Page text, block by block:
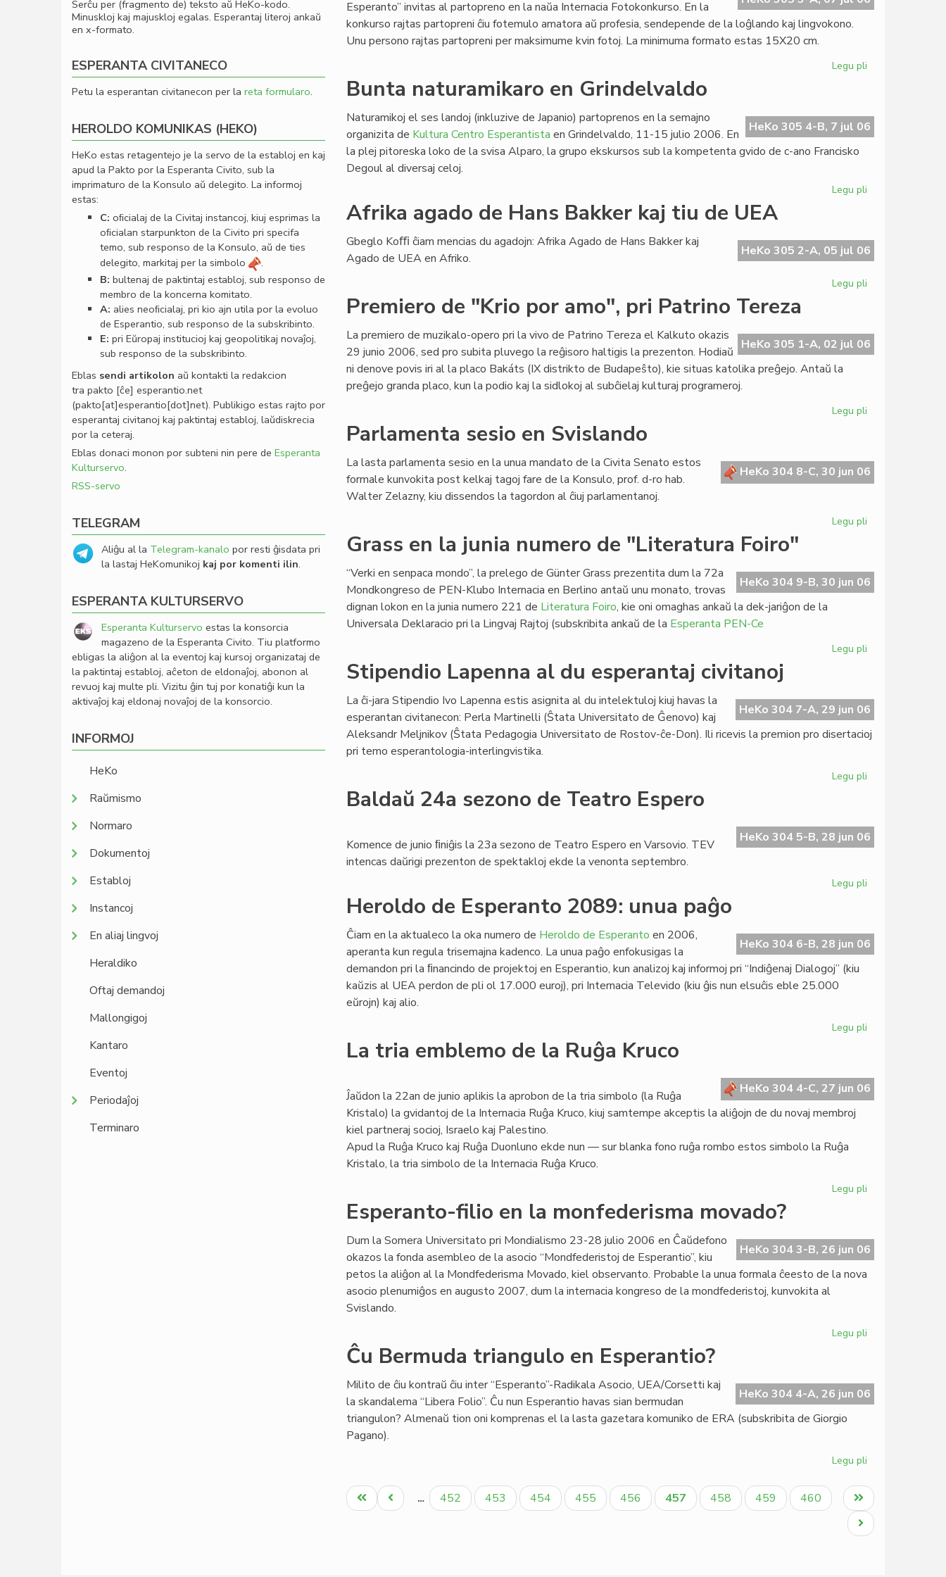
Esperanto” invitas al partopreno en la naŭa Internacia Fotokonkurso. En la
konkurso rajtas partopreni ĉiu fotemulo amatora aŭ profesia, sendepende de la loĝlando kaj lingvokono.
Unu persono rajtas partopreni per maksimume kvin fotoj. La minimuma formato estas 15X20 cm.
Legu pli
La
Ondo
Bunta naturamikaro en Grindelvaldo
HeKo 305 4-B, 7 jul 06
Naturamikoj el ses landoj (inkluzive de Japanio) partoprenos en la semajno
organizita de Kultura Centro Esperantista en Grindelvaldo, 11-15 julio 2006. En
la plej pitoreska loko de la svisa Alparo, la grupo ekskursos sub la kompetenta gvido de c-ano Francisko
Degoul al diversaj celoj.
Legu pli
Grindelvaldo
Afrika agado de Hans Bakker kaj tiu de UEA
HeKo 305 2-A, 05 jul 06
Gbeglo Koﬃ ĉiam mencias du agadojn: Afrika Agado de Hans Bakker kaj
Agado de UEA en Afriko.
Legu pli
Hans
Bakker
Premiero de "Krio por amo", pri Patrino Tereza
HeKo 305 1-A, 02 jul 06
La premiero de muzikalo-opero pri la vivo de Patrino Tereza el Kalkuto okazis
29 junio 2006, sed pro subita pluvego la reĝisoro haltigis la prezenton. Hodiaŭ
ni denove povis iri al la placo Bakáts (IX distrikto de Budapeŝto), kie situas katolika preĝejo. Antaŭ la
preĝejo granda placo, kun la podio kaj la sidlokoj al subĉielaj kulturaj programeroj.
Legu pli
por
amo",
Parlamenta sesio en Svislando
HeKo 304 8-C, 30 jun 06
La lasta parlamenta sesio en la unua mandato de la Civita Senato estos
formale kunvokita post kelkaj tagoj fare de la Konsulo, prof. d-ro hab.
Walter Zelazny, kiu dissendos la tagordon al ĉiuj parlamentanoj.
Legu pli
Svislando
Grass en la junia numero de "Literatura Foiro"
HeKo 304 9-B, 30 jun 06
“Verki en senpaca mondo”, la prelego de Günter Grass prezentita dum la 72a
Mondkongreso de PEN-Klubo Internacia en Berlino antaŭ unu monato, trovas
dignan lokon en la junia numero 221 de Literatura Foiro, kie oni omaghas ankaŭ la dek-jariĝon de la
Universala Deklaracio pri la Lingvaj Rajtoj (subskribita ankaŭ de la Esperanta PEN-Ce
Legu pli
junia
numero
de
Stipendio Lapenna al du esperantaj civitanoj
HeKo 304 7-A, 29 jun 06
La ĉi-jara Stipendio Ivo Lapenna estis asignita al du intelektuloj kiuj havas la
esperantan civitanecon: Perla Martinelli (Ŝtata Universitato de Ĝenovo) kaj
Aleksandr Meljnikov (Ŝtata Pedagogia Universitato de Rostov-ĉe-Don). Ili ricevis la premion pro disertacioj
pri temo esperantologia-interlingvistika.
Legu pli
du
esperantaj
Baldaŭ 24a sezono de Teatro Espero
HeKo 304 5-B, 28 jun 06
Komence de junio ﬁniĝis la 23a sezono de Teatro Espero en Varsovio. TEV
intencas daŭrigi prezenton de spektakloj ekde la venonta septembro.
Legu pli
de
Teatro
Heroldo de Esperanto 2089: unua paĝo
HeKo 304 6-B, 28 jun 06
Ĉiam en la aktualeco la oka numero de Heroldo de Esperanto en 2006,
aperanta kun regula trisemajna kadenco. La unua paĝo enfokusigas la
demandon pri la ﬁnancindo de projektoj en Esperantio, kun analizoj kaj informoj pri “Indiĝenaj Dialogoj” (kiu
kaŭzis al UEA perdon de pli ol 17.000 euroj), pri Internacia Televido (kiu ĝis nun elsuĉis eble 25.000
eŭrojn) kaj alio.
Legu pli
2089:
unua
La tria emblemo de la Ruĝa Kruco
HeKo 304 4-C, 27 jun 06
Ĵaŭdon la 22an de junio aplikis la aprobon de la tria simbolo (la Ruĝa
Kristalo) la gvidantoj de la Internacia Ruĝa Kruco, kiuj samtempe akceptis la aliĝojn de du novaj membroj
kiel partneraj socioj, Israelo kaj Palestino.
Apud la Ruĝa Kruco kaj Ruĝa Duonluno ekde nun — sur blanka fono ruĝa rombo estos simbolo la Ruĝa
Kristalo, la tria simbolo de la Internacia Ruĝa Kruco.
Legu pli
de
la
Esperanto-filio en la monfederisma movado?
HeKo 304 3-B, 26 jun 06
Dum la Somera Universitato pri Mondialismo 23-28 julio 2006 en Ĉaŭdefono
okazos la fonda asembleo de la asocio “Mondfederistoj de Esperantio”, kiu
petos la aliĝon al la Mondfederisma Movado, kiel observanto. Probable la unua formala ĉeesto de la nova
asocio plenumiĝos en augusto 2007, dum la internacia kongreso de la mondfederistoj, kunvokita al
Svislando.
Legu pli
la
monfederisma
Ĉu Bermuda triangulo en Esperantio?
HeKo 304 4-A, 26 jun 06
Milito de ĉiu kontraŭ ĉiu inter “Esperanto”-Radikala Asocio, UEA/Corsetti kaj
la skandalema “Libera Folio”. Ĉu nun Esperantio havas sian bermudan
triangulon? Almenaŭ tion oni komprenas el la lasta gazetara komuniko de ERA (subskribita de Giorgio
Pagano).
Legu pli
Bermuda
triangulo
en
Esperantio?
Pagination
Unua
paĝo
Antaŭa
paĝo
… Paĝo
452 Paĝo
453 Paĝo
454 Paĝo
455 Paĝo
456
Aktuala
paĝo
457 Paĝo
458 Paĝo
459 Paĝo
460
Last
page
Next
page
Serĉu per (fragmento de) teksto aŭ HeKo-kodo.
Minuskloj kaj majuskloj egalas. Esperantaj literoj ankaŭ
en x-formato.
ESPERANTA CIVITANECO
Petu la esperantan civitanecon per la reta formularo.
HEROLDO KOMUNIKAS (HEKO)
HeKo estas retagentejo je la servo de la establoj en kaj
apud la Pakto por la Esperanta Civito, sub la
imprimaturo de la Konsulo aŭ delegito. La informoj
estas:
C: oﬁcialaj de la Civitaj instancoj, kiuj esprimas la
oﬁcialan starpunkton de la Civito pri specifa
temo, sub responso de la Konsulo, aŭ de ties
delegito, markitaj per la simbolo
.
B: bultenaj de paktintaj establoj, sub responso de
membro de la koncerna komitato.
A: alies neoﬁcialaj, pri kio ajn utila por la evoluo
de Esperantio, sub responso de la subskribinto.
E: pri Eŭropaj institucioj kaj geopolitikaj novaĵoj,
sub responso de la subskribinto.
Eblas sendi artikolon aŭ kontakti la redakcion
tra pakto [ĉe] esperantio.net
(pakto[at]esperantio[dot]net). Publikigo estas rajto por
esperantaj civitanoj kaj paktintaj establoj, laŭdiskrecia
por la ceteraj.
Eblas donaci monon por subteni nin pere de Esperanta
Kulturservo.
RSS-servo
TELEGRAM
Aliĝu al la Telegram-kanalo por resti ĝisdata pri
la lastaj HeKomunikoj kaj por komenti ilin.
ESPERANTA KULTURSERVO
Esperanta Kulturservo estas la konsorcia
magazeno de la Esperanta Civito. Tiu platformo
ebligas la aliĝon al la eventoj kaj kursoj organizataj de
la paktintaj establoj, aĉeton de eldonaĵoj, abonon al
revuoj kaj multe pli. Vizitu ĝin tuj por konatiĝi kun la
aktivaĵoj kaj eldonaj novaĵoj de la konsorcio.
INFORMOJ
HeKo
Raŭmismo
Normaro
Dokumentoj
Establoj
Instancoj
En aliaj lingvoj
Heraldiko
Oftaj demandoj
Mallongigoj
Kantaro
Eventoj
Periodaĵoj
Terminaro